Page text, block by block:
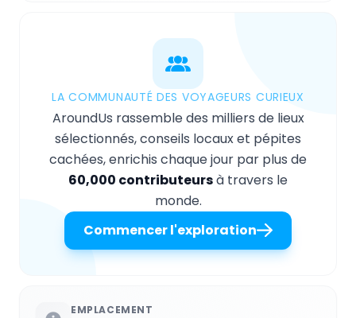
LA COMMUNAUTÉ DES VOYAGEURS CURIEUX
AroundUs rassemble des milliers de lieux
sélectionnés, conseils locaux et pépites
cachées, enrichis chaque jour par plus de
60,000 contributeursà travers le
monde.
Commencer l'exploration
EMPLACEMENT